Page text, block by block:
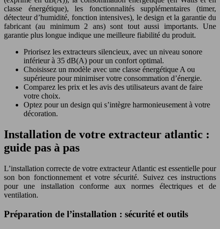
classe énergétique), les fonctionnalités supplémentaires (timer,
détecteur d’humidité, fonction intensives), le design et la garantie du
fabricant (au minimum 2 ans) sont tout aussi importants. Une
garantie plus longue indique une meilleure fiabilité du produit.
Priorisez les extracteurs silencieux, avec un niveau sonore
inférieur à 35 dB(A) pour un confort optimal.
Choisissez un modèle avec une classe énergétique A ou
supérieure pour minimiser votre consommation d’énergie.
Comparez les prix et les avis des utilisateurs avant de faire
votre choix.
Optez pour un design qui s’intègre harmonieusement à votre
décoration.
Installation de votre extracteur atlantic :
guide pas à pas
L’installation correcte de votre extracteur Atlantic est essentielle pour
son bon fonctionnement et votre sécurité. Suivez ces instructions
pour une installation conforme aux normes électriques et de
ventilation.
Préparation de l’installation : sécurité et outils